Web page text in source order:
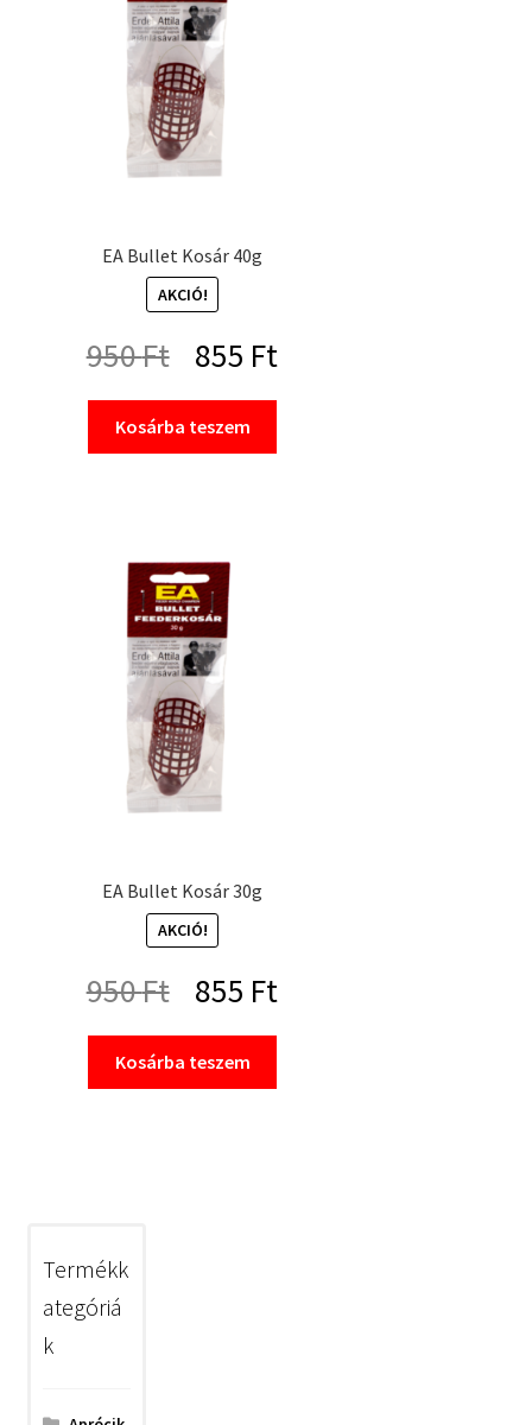
EA Bullet Kosár 40g
AKCIÓ!
950Ft
Original
price
was:
855 FtCurrent
Kosárba teszem
EA Bullet Kosár 30g
AKCIÓ!
950Ft
Original
price
was:
855 FtCurrent
Kosárba teszem
Termékk
ategóriá
k